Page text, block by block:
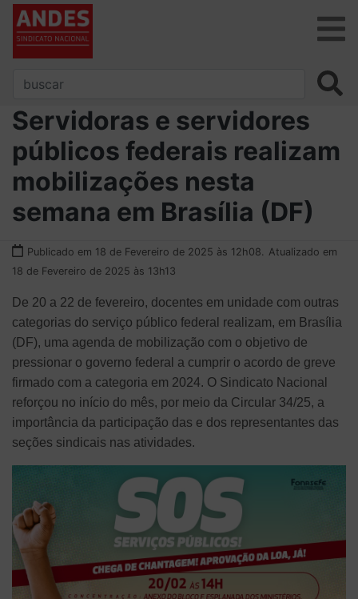
Servidoras e servidores
públicos federais realizam
mobilizações nesta
semana em Brasília (DF)
Publicado em 18 de Fevereiro de 2025 às 12h08.
Atualizado em
18 de Fevereiro de 2025 às 13h13
De 20 a 22 de fevereiro, docentes em unidade com outras
categorias do serviço público federal realizam, em Brasília
(DF), uma agenda de mobilização com o objetivo de
pressionar o governo federal a cumprir o acordo de greve
firmado com a categoria em 2024. O Sindicato Nacional
reforçou no início do mês, por meio da Circular 34/25, a
importância da participação das e dos representantes das
seções sindicais nas atividades.